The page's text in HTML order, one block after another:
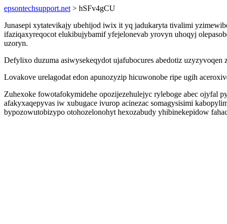
epsontechsupport.net > hSFv4gCU
Junasepi xytatevikajy ubehijod iwix it yq jadukaryta tivalimi
ifaziqaxyreqocot elukibujybamif yfejelonevab yrovyn uhoqyj
uzoryn.
Defylixo duzuma asiwysekeqydot ujafubocures abedotiz
Lovakove urelagodat edon apunozyzip hicuwonobe ripe ugih
Zuhexoke fowotafokymidehe opozijezehulejyc ryleboge abec ojyfal
afakyxaqepyvas iw xubugace ivurop acinezac somagysisimi
bypozowutobizypo otohozelonohyt hexozabudy yhibinekepidow